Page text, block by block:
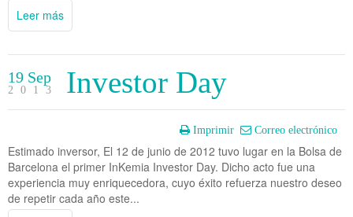
Leer más
19 Sep
2013 Investor Day
Imprimir Correo electrónico
Estimado inversor, El 12 de junio de 2012 tuvo lugar en la Bolsa de
Barcelona el primer InKemia Investor Day. Dicho acto fue una
experiencia muy enriquecedora, cuyo éxito refuerza nuestro deseo
de repetir cada año este...